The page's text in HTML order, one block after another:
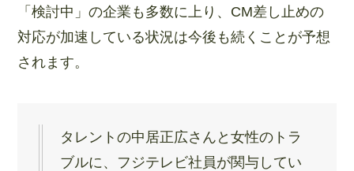
「検討中」の企業も多数に上り、CM差し止めの
対応が加速している状況は今後も続くことが予想
されます。
タレントの中居正広さんと女性のトラ
ブルに、フジテレビ社員が関与してい